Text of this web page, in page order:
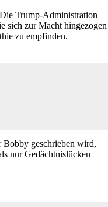
Trump-Administration
sich zur Macht hingezogen
zu empfinden.
Bobby geschrieben wird,
nur Gedächtnislücken